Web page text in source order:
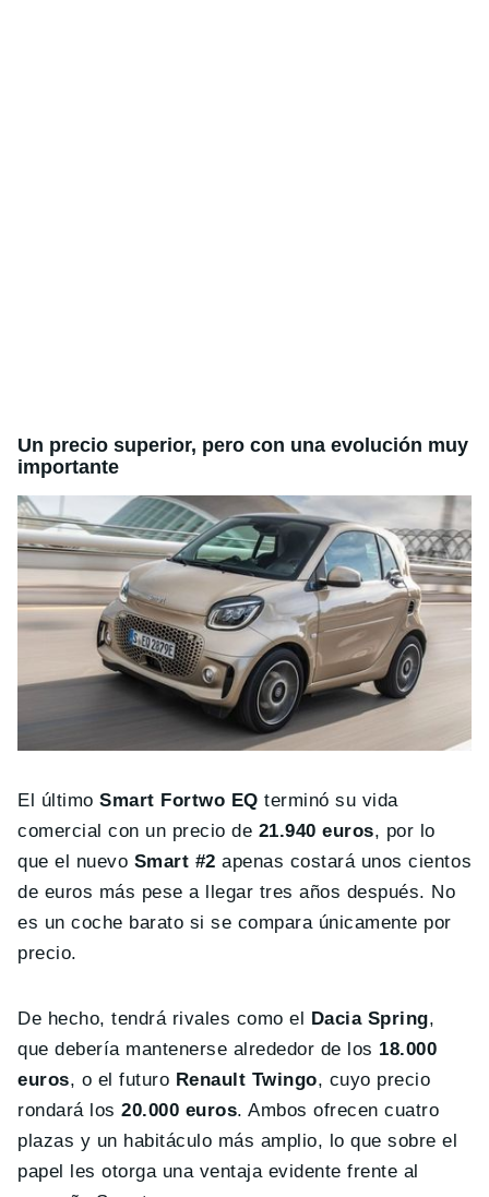
Un precio superior, pero con una evolución muy
importante
El últimoSmart Fortwo EQ terminó su vida
comercial con un precio de 21.940 euros, por lo
que el nuevo Smart #2 apenas costará unos cientos
de euros más pese a llegar tres años después. No
es un coche barato si se compara únicamente por
precio.
De hecho, tendrá rivales como el Dacia Spring,
que debería mantenerse alrededor de los 18.000
euros, o el futuro Renault Twingo, cuyo precio
rondará los20.000 euros. Ambos ofrecen cuatro
plazas y un habitáculo más amplio, lo que sobre el
papel les otorga una ventaja evidente frente al